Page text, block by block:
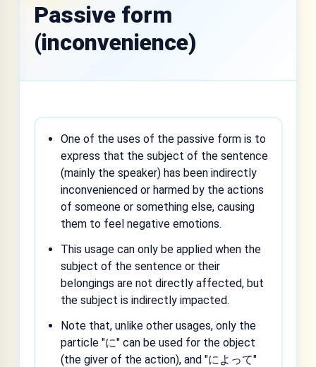
Passive form
(inconvenience)
One of the uses of the passive form is to
express that the subject of the sentence
(mainly the speaker) has been indirectly
inconvenienced or harmed by the actions
of someone or something else, causing
them to feel negative emotions.
This usage can only be applied when the
subject of the sentence or their
belongings are not directly affected, but
the subject is indirectly impacted.
Note that, unlike other usages, only the
particle "に" can be used for the object
(the giver of the action), and "によって"